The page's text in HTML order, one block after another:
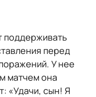
поддерживать
перед
У нее
матчем она
«Удачи, сын! Я